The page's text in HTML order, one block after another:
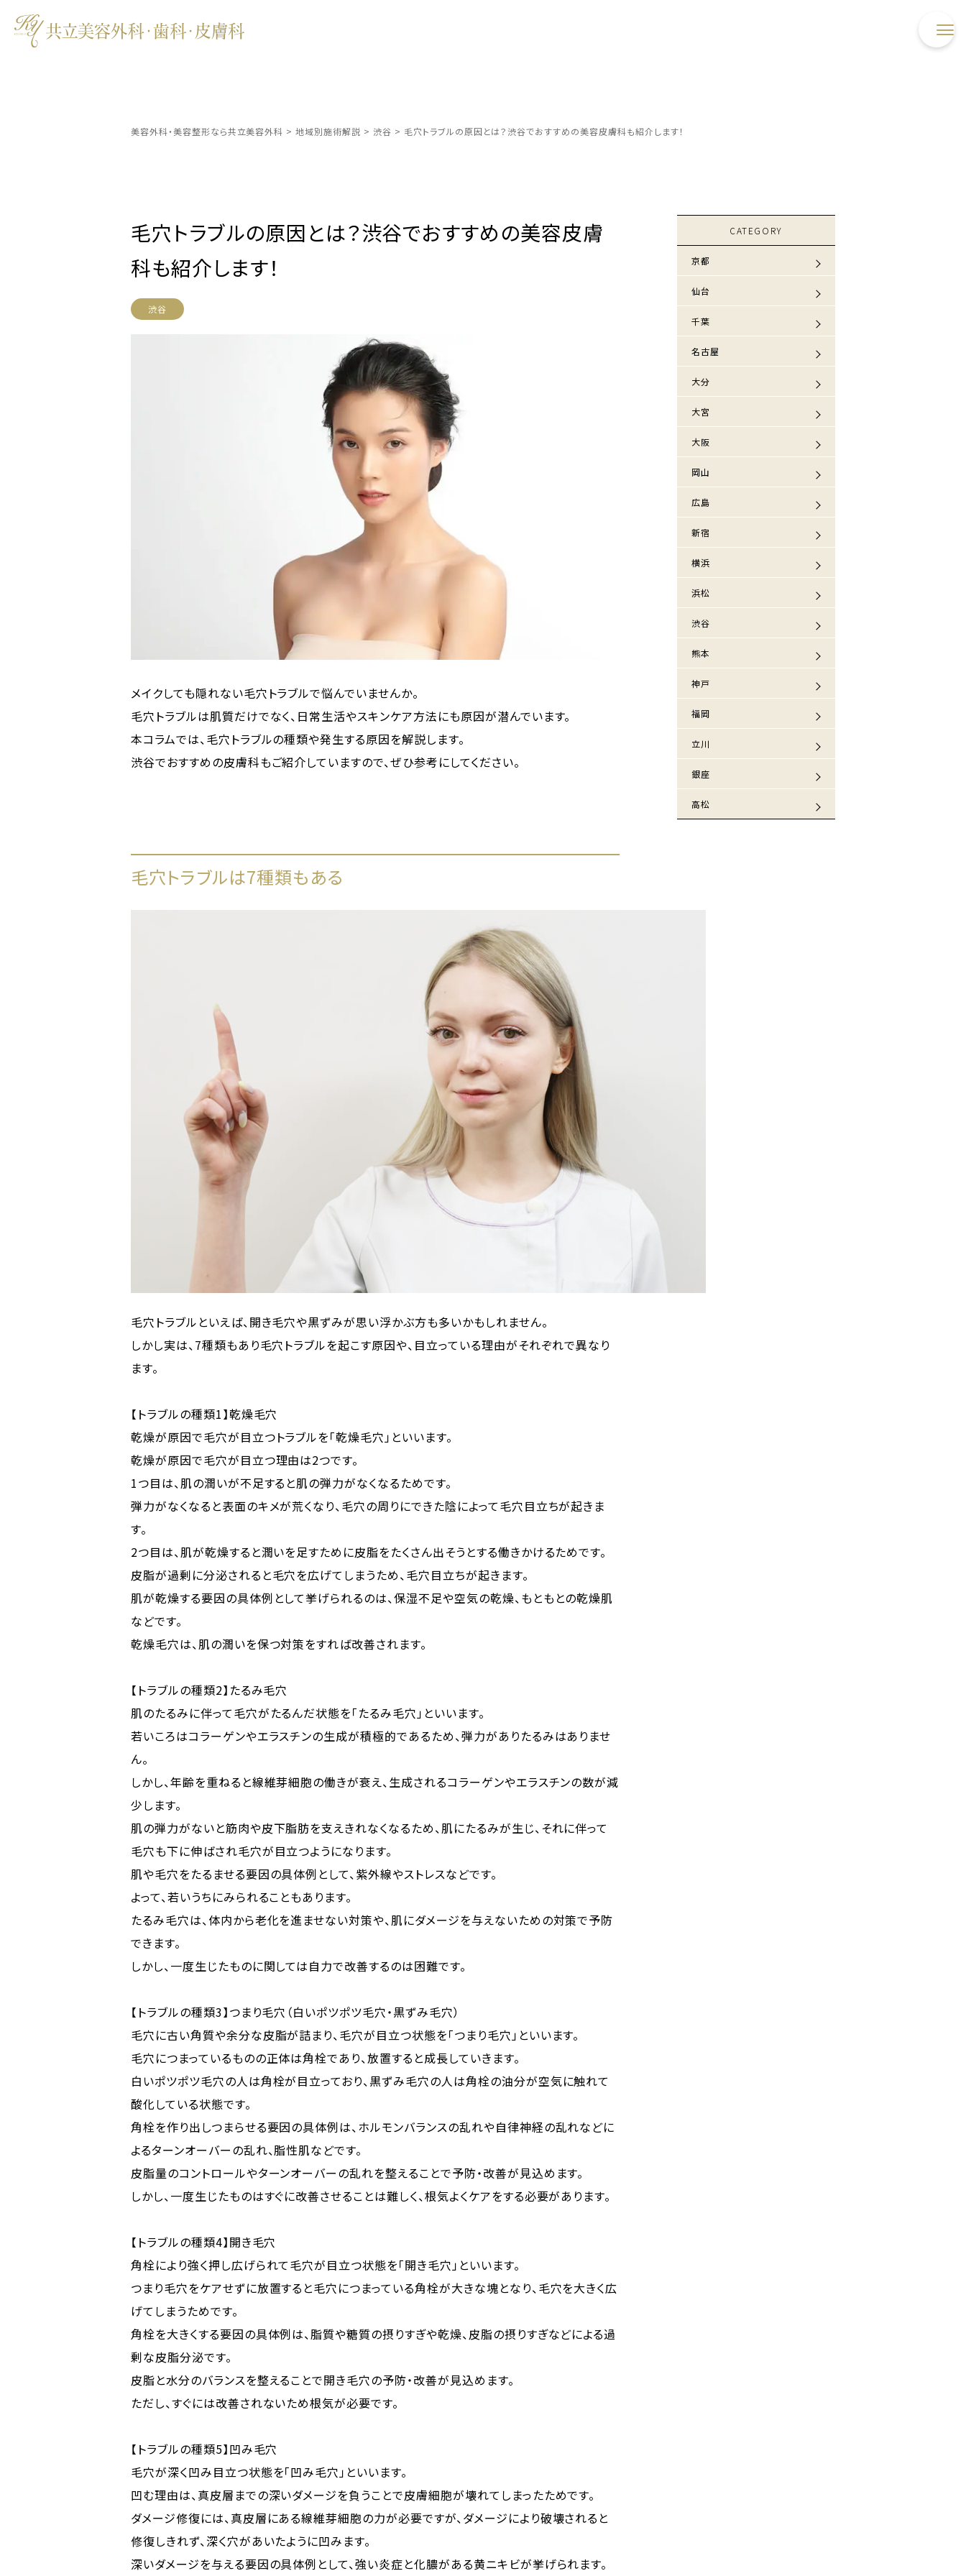
美容外科・美容整形なら共立美容外科 > 地域別施術解説 > 渋谷 > 毛穴トラブルの原因とは？渋谷でおすすめの美容皮膚科も紹介します！
毛穴トラブルの原因とは？渋谷でおすすめの美容皮膚
科も紹介します！
渋谷
メイクしても隠れない毛穴トラブルで悩んでいませんか。
毛穴トラブルは肌質だけでなく、日常生活やスキンケア方法にも原因が潜んでいます。
本コラムでは、毛穴トラブルの種類や発生する原因を解説します。
渋谷でおすすめの皮膚科もご紹介していますので、ぜひ参考にしてください。
毛穴トラブルは7種類もある
毛穴トラブルといえば、開き毛穴や黒ずみが思い浮かぶ方も多いかもしれません。
しかし実は、7種類もあり毛穴トラブルを起こす原因や、目立っている理由がそれぞれで異なり
ます。
【トラブルの種類1】乾燥毛穴
乾燥が原因で毛穴が目立つトラブルを「乾燥毛穴」といいます。
乾燥が原因で毛穴が目立つ理由は2つです。
1つ目は、肌の潤いが不足すると肌の弾力がなくなるためです。
弾力がなくなると表面のキメが荒くなり、毛穴の周りにできた陰によって毛穴目立ちが起きま
す。
2つ目は、肌が乾燥すると潤いを足すために皮脂をたくさん出そうとする働きかけるためです。
皮脂が過剰に分泌されると毛穴を広げてしまうため、毛穴目立ちが起きます。
肌が乾燥する要因の具体例として挙げられるのは、保湿不足や空気の乾燥、もともとの乾燥肌
などです。
乾燥毛穴は、肌の潤いを保つ対策をすれば改善されます。
【トラブルの種類2】たるみ毛穴
肌のたるみに伴って毛穴がたるんだ状態を「たるみ毛穴」といいます。
若いころはコラーゲンやエラスチンの生成が積極的であるため、弾力がありたるみはありませ
ん。
しかし、年齢を重ねると線維芽細胞の働きが衰え、生成されるコラーゲンやエラスチンの数が減
少します。
肌の弾力がないと筋肉や皮下脂肪を支えきれなくなるため、肌にたるみが生じ、それに伴って
毛穴も下に伸ばされ毛穴が目立つようになります。
肌や毛穴をたるませる要因の具体例として、紫外線やストレスなどです。
よって、若いうちにみられることもあります。
たるみ毛穴は、体内から老化を進ませない対策や、肌にダメージを与えないための対策で予防
できます。
しかし、一度生じたものに関しては自力で改善するのは困難です。
【トラブルの種類3】つまり毛穴（白いポツポツ毛穴・黒ずみ毛穴）
毛穴に古い角質や余分な皮脂が詰まり、毛穴が目立つ状態を「つまり毛穴」といいます。
毛穴につまっているものの正体は角栓であり、放置すると成長していきます。
白いポツポツ毛穴の人は角栓が目立っており、黒ずみ毛穴の人は角栓の油分が空気に触れて
酸化している状態です。
角栓を作り出しつまらせる要因の具体例は、ホルモンバランスの乱れや自律神経の乱れなどに
よるターンオーバーの乱れ、脂性肌などです。
皮脂量のコントロールやターンオーバーの乱れを整えることで予防・改善が見込めます。
しかし、一度生じたものはすぐに改善させることは難しく、根気よくケアをする必要があります。
【トラブルの種類4】開き毛穴
角栓により強く押し広げられて毛穴が目立つ状態を「開き毛穴」といいます。
つまり毛穴をケアせずに放置すると毛穴につまっている角栓が大きな塊となり、毛穴を大きく広
げてしまうためです。
角栓を大きくする要因の具体例は、脂質や糖質の摂りすぎや乾燥、皮脂の摂りすぎなどによる過
剰な皮脂分泌です。
皮脂と水分のバランスを整えることで開き毛穴の予防・改善が見込めます。
ただし、すぐには改善されないため根気が必要です。
【トラブルの種類5】凹み毛穴
毛穴が深く凹み目立つ状態を「凹み毛穴」といいます。
凹む理由は、真皮層までの深いダメージを負うことで皮膚細胞が壊れてしまったためです。
ダメージ修復には、真皮層にある線維芽細胞の力が必要ですが、ダメージにより破壊されると
修復しきれず、深く穴があいたように凹みます。
深いダメージを与える要因の具体例として、強い炎症と化膿がある黄ニキビが挙げられます。
CATEGORY
京都
仙台
千葉
名古屋
大分
大宮
大阪
岡山
広島
新宿
横浜
浜松
渋谷
熊本
神戸
福岡
立川
銀座
高松